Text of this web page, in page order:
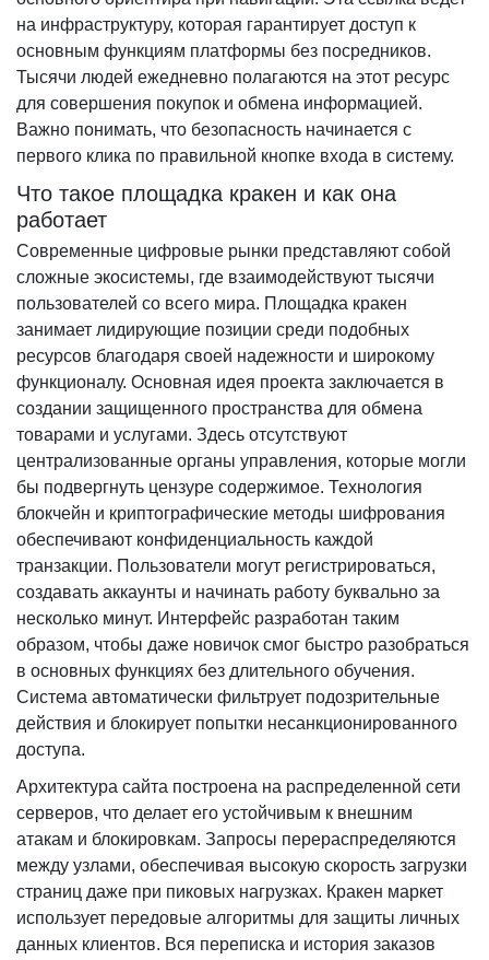
на инфраструктуру, которая гарантирует доступ к
основным функциям платформы без посредников.
Тысячи людей ежедневно полагаются на этот ресурс
для совершения покупок и обмена информацией.
Важно понимать, что безопасность начинается с
первого клика по правильной кнопке входа в систему.
Что такое площадка кракен и как она
работает
Современные цифровые рынки представляют собой
сложные экосистемы, где взаимодействуют тысячи
пользователей со всего мира. Площадка кракен
занимает лидирующие позиции среди подобных
ресурсов благодаря своей надежности и широкому
функционалу. Основная идея проекта заключается в
создании защищенного пространства для обмена
товарами и услугами. Здесь отсутствуют
централизованные органы управления, которые могли
бы подвергнуть цензуре содержимое. Технология
блокчейн и криптографические методы шифрования
обеспечивают конфиденциальность каждой
транзакции. Пользователи могут регистрироваться,
создавать аккаунты и начинать работу буквально за
несколько минут. Интерфейс разработан таким
образом, чтобы даже новичок смог быстро разобраться
в основных функциях без длительного обучения.
Система автоматически фильтрует подозрительные
действия и блокирует попытки несанкционированного
доступа.
Архитектура сайта построена на распределенной сети
серверов, что делает его устойчивым к внешним
атакам и блокировкам. Запросы перераспределяются
между узлами, обеспечивая высокую скорость загрузки
страниц даже при пиковых нагрузках. Кракен маркет
использует передовые алгоритмы для защиты личных
данных клиентов. Вся переписка и история заказов